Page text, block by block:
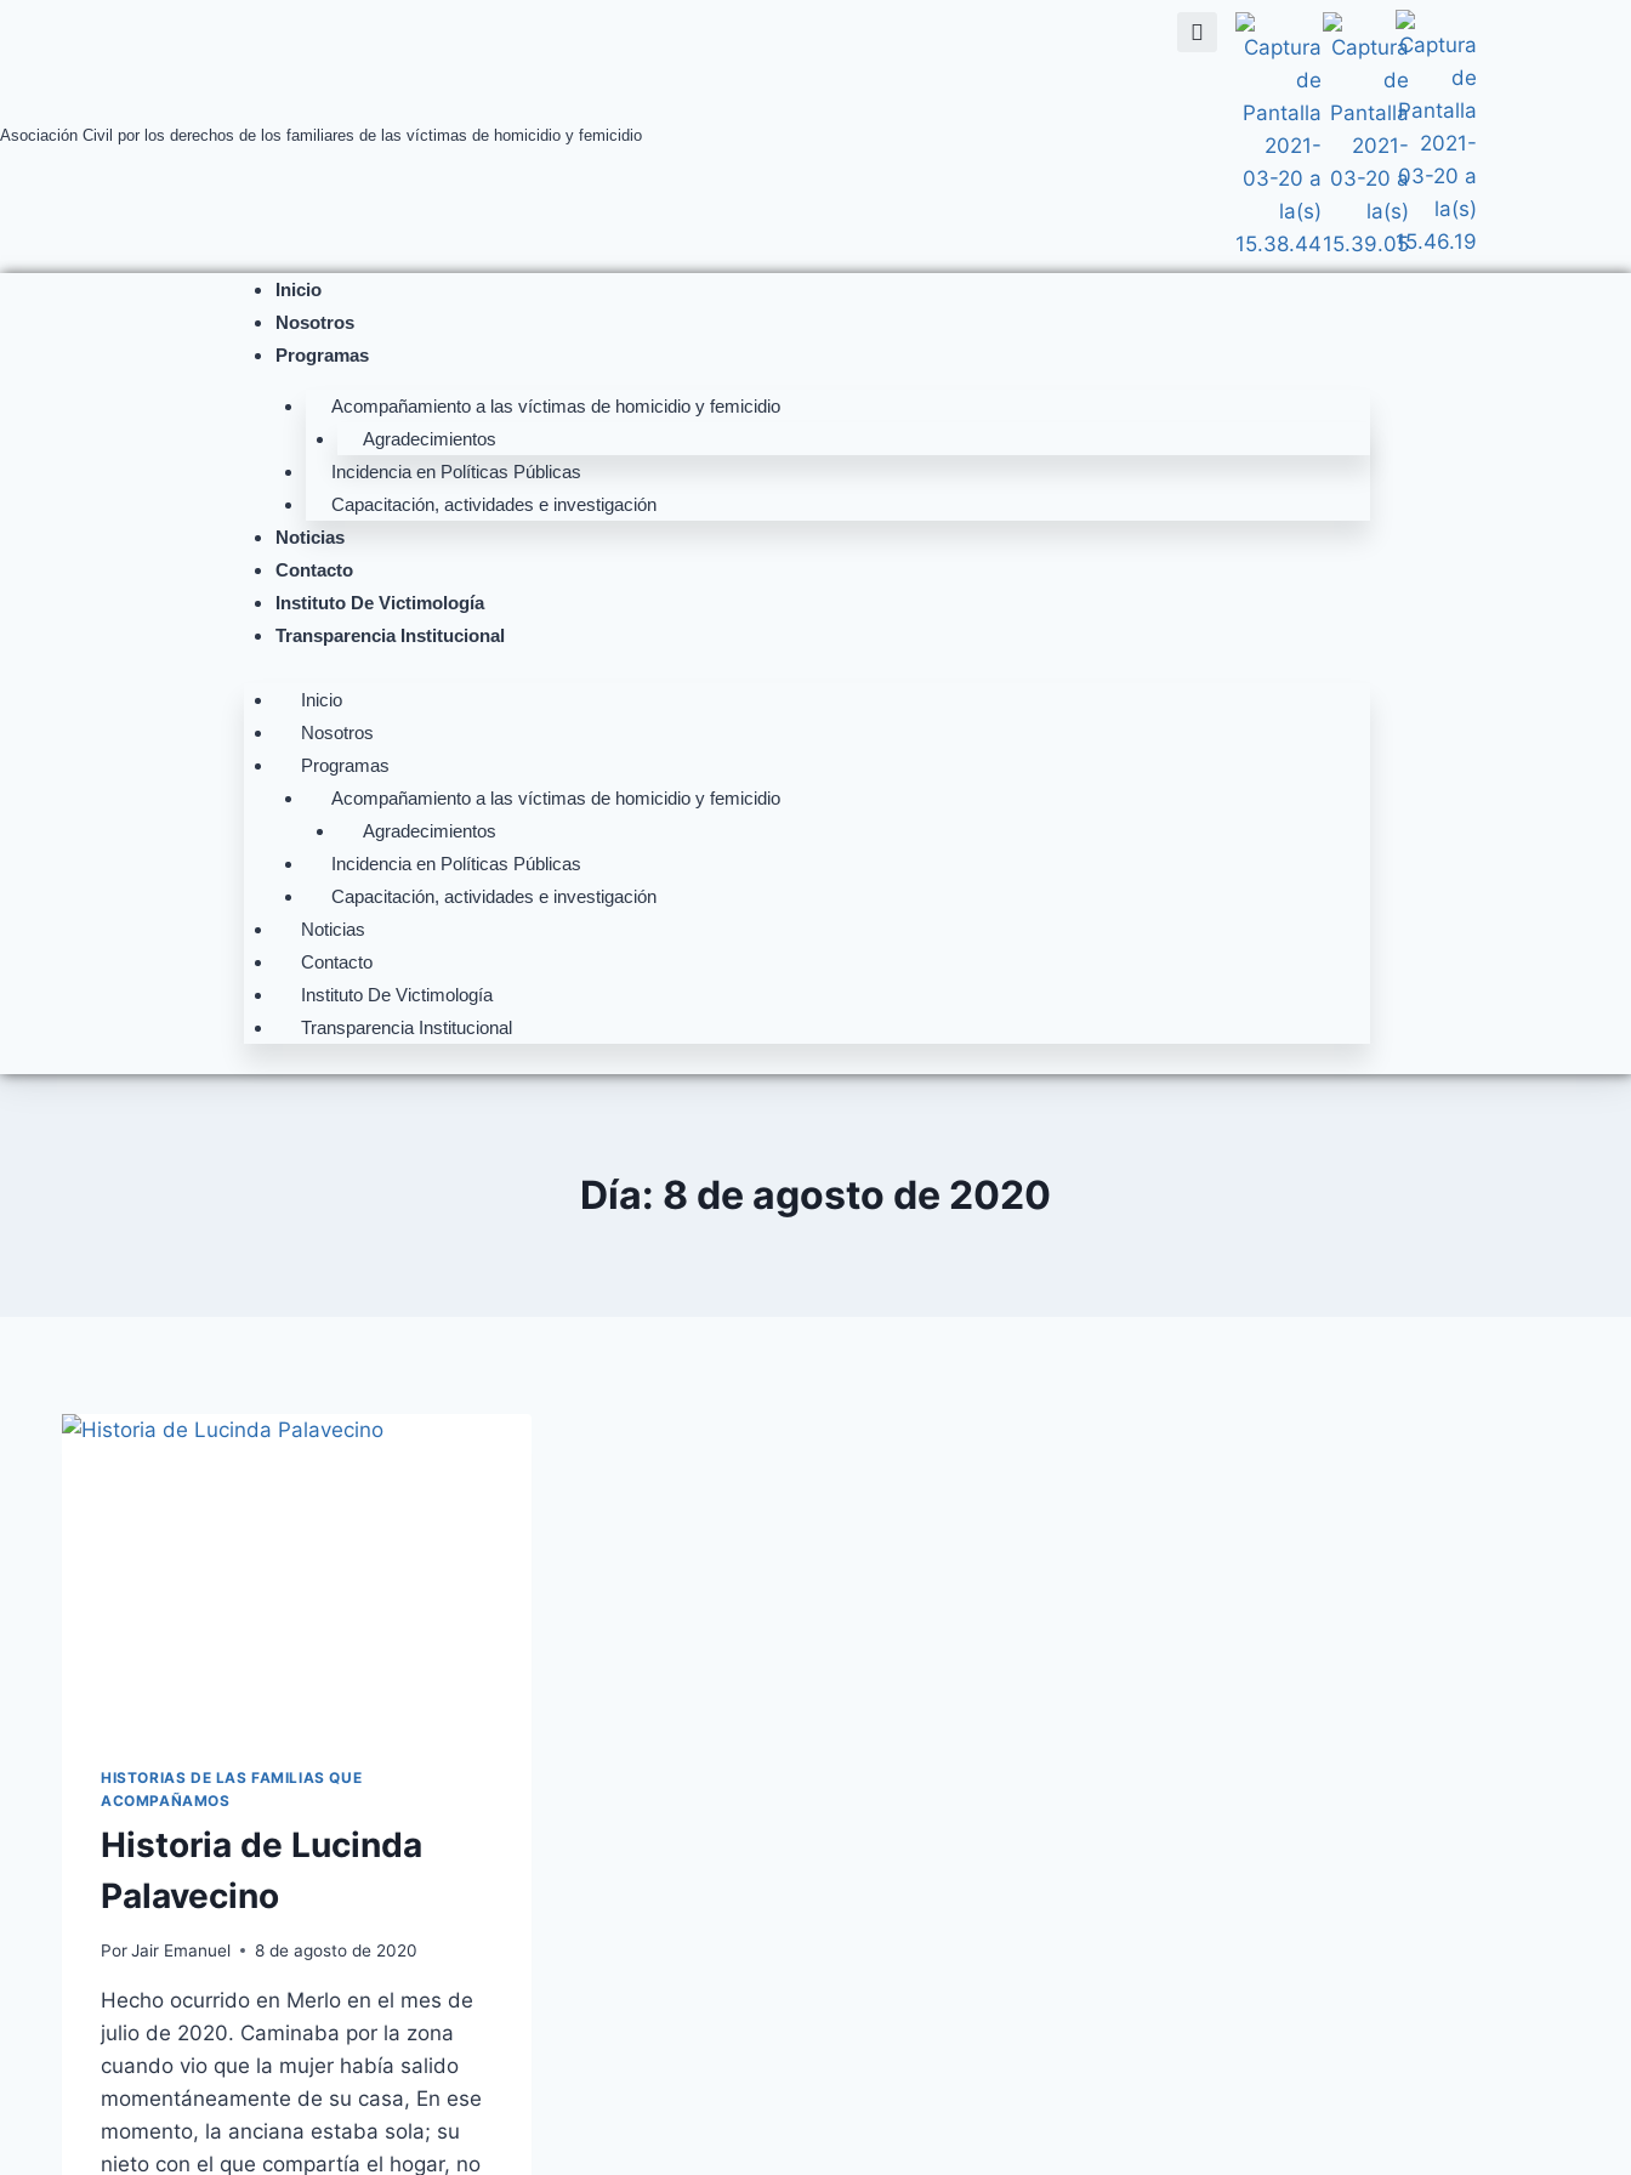
Asociación Civil por los derechos de los familiares de las víctimas de homicidio y femicidio
Inicio
Nosotros
Programas
Acompañamiento a las víctimas de homicidio y femicidio
Agradecimientos
Incidencia en Políticas Públicas
Capacitación, actividades e investigación
Noticias
Contacto
Instituto De Victimología
Transparencia Institucional
Inicio
Nosotros
Programas
Acompañamiento a las víctimas de homicidio y femicidio
Agradecimientos
Incidencia en Políticas Públicas
Capacitación, actividades e investigación
Noticias
Contacto
Instituto De Victimología
Transparencia Institucional
Día: 8 de agosto de 2020
HISTORIAS DE LAS FAMILIAS QUE
ACOMPAÑAMOS
Historia de Lucinda
Palavecino
PorJair Emanuel 8 de agosto de 2020
Hecho ocurrido en Merlo en el mes de
julio de 2020. Caminaba por la zona
cuando vio que la mujer había salido
momentáneamente de su casa, En ese
momento, la anciana estaba sola; su
nieto con el que compartía el hogar, no